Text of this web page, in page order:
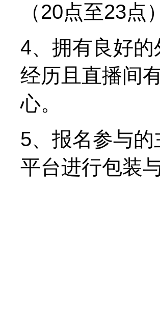
（20点至23
4、拥有良好
经历且直播间
心。
5、报名参与
平台进行包装